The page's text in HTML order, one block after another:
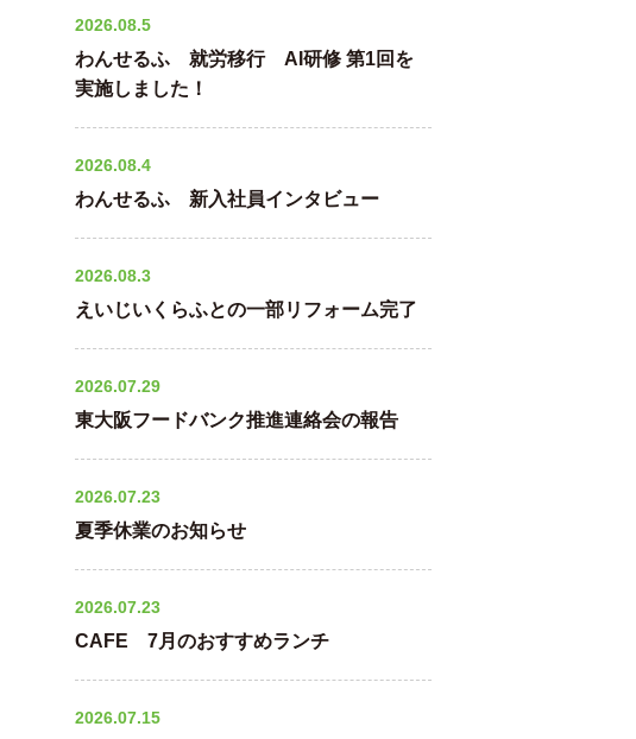
2026.08.5
わんせるふ 就労移行 AI研修 第1回を
実施しました！
2026.08.4
わんせるふ 新入社員インタビュー
2026.08.3
えいじいくらふとの一部リフォーム完了
2026.07.29
東大阪フードバンク推進連絡会の報告
2026.07.23
夏季休業のお知らせ
2026.07.23
CAFE 7月のおすすめランチ
2026.07.15